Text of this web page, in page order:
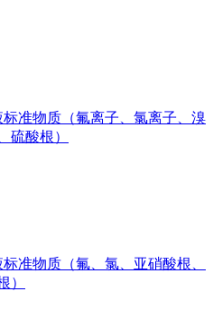
准物质（氟离子、氯离子、溴
硫酸根）
准物质（氟、氯、亚硝酸根、
）